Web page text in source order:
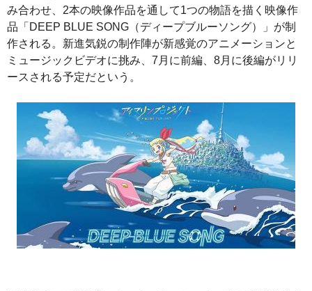
み合わせ、2本の映像作品を通して1つの物語を描く映像作
品「DEEP BLUE SONG（ディープブルーソング）」が制
作される。新進気鋭の制作陣が新感覚のアニメーションと
ミュージックビデオに挑み、7月に前編、8月に後編がリリ
ースされる予定だという。